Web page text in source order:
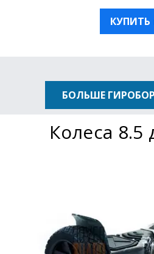
КУПИТЬ
Колеса